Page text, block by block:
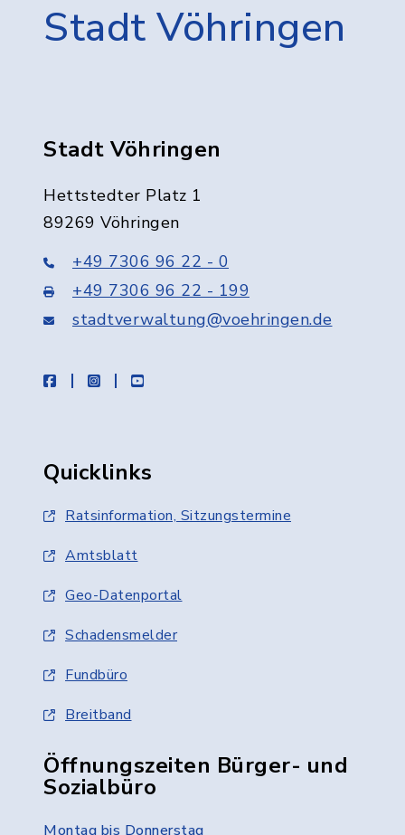
Stadt Vöhringen
Stadt Vöhringen
Hettstedter Platz 1
89269 Vöhringen
+49 7306 96 22 - 0
+49 7306 96 22 - 199
stadtverwaltung@voehringen.de
facebookinstagramyoutube
Quicklinks
Ratsinformation, Sitzungstermine
Amtsblatt
Geo-Datenportal
Schadensmelder
Fundbüro
Breitband
Öffnungszeiten Bürger- und
Sozialbüro
Montag bis Donnerstag